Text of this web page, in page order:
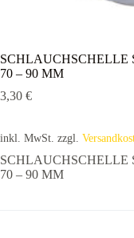
SCHLAUCHSCHELLE
70 – 90 MM
3,30 €
inkl. MwSt. zzgl.
SCHLAUCHSCHELLE
70 – 90 MM